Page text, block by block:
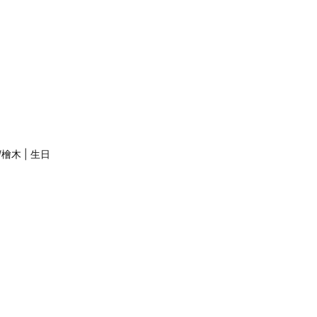
木 | 生日